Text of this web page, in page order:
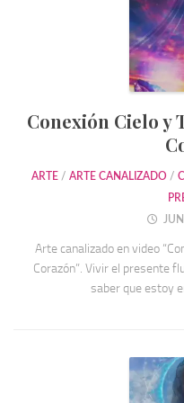
Conexión Cielo y
ARTE / ARTE CANALIZADO /
Arte canalizado en video
Corazón”. Vivir el presente
saber que estoy